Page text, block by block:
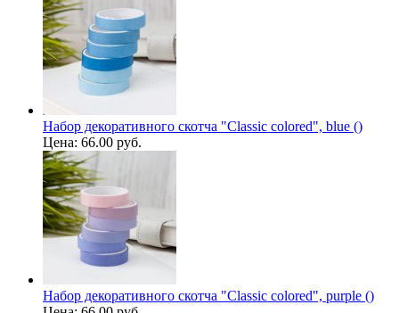
Набор декоративного скотча "Classic colored", blue ()
Цена: 66.00 руб.
Набор декоративного скотча "Classic colored", purple ()